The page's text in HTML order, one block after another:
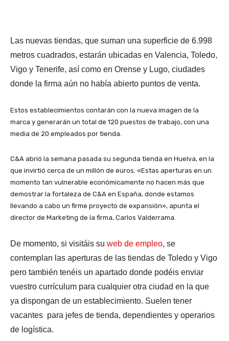
Las nuevas tiendas, que suman una superficie de 6.998
metros cuadrados, estarán ubicadas en Valencia, Toledo,
Vigo y Tenerife, así como en Orense y Lugo, ciudades
donde la firma aún no había abierto puntos de venta.
Estos establecimientos contarán con la nueva imagen de la
marca y generarán un total de 120 puestos de trabajo, con una
media de 20 empleados por tienda.
C&A abrió la semana pasada su segunda tienda en Huelva, en la
que invirtió cerca de un millón de euros. «Estas aperturas en un
momento tan vulnerable económicamente no hacen más que
demostrar la fortaleza de C&A en España, donde estamos
llevando a cabo un firme proyecto de expansión», apunta el
director de Marketing de la firma, Carlos Valderrama.
De momento, si visitáis su web de empleo, se
contemplan las aperturas de las tiendas de Toledo y Vigo
pero también tenéis un apartado donde podéis enviar
vuestro currículum para cualquier otra ciudad en la que
ya dispongan de un establecimiento. Suelen tener
vacantes para jefes de tienda, dependientes y operarios
de logística.